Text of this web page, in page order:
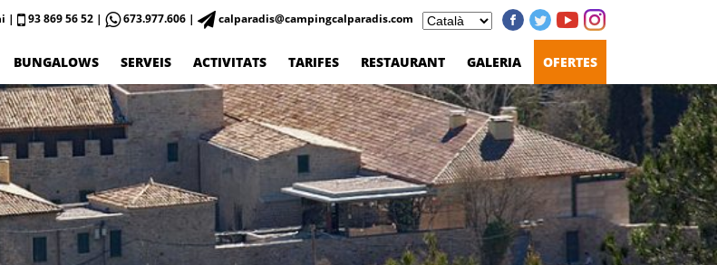
| 93 869 56 52 | 673.977.606 | calparadis@campingcalparadis.com
BUNGALOWS SERVEIS ACTIVITATS TARIFES RESTAURANT GALERIA OFERTES